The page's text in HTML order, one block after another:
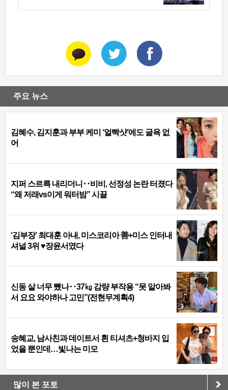
주요 뉴스
김혜수, 김지훈과 부부 케미 ‘얼빡샷’에도 굴욕 없
어
지퍼 스르륵 내리더니‥비비, 선정성 논란 터졌다
“왜 저래vs이게 워터밤” 시끌
‘김부장’ 최대훈 아내, 미스코리아 善+미스 인터내
셔널 3위 ♥장윤서였다
신동 살 너무 뺐나‥37㎏ 감량 부작용 “못 알아봐
서 요요 와야하나 고민”(전현무계획4)
송혜교, 남사친과 데이트서 흰 티셔츠+청바지 입
었을 뿐인데…빛나는 미모
많이 본 포토